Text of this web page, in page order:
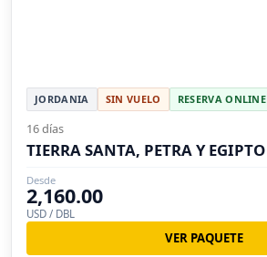
JORDANIA SIN VUELO RESERVA ONLINE
16 días
TIERRA SANTA, PETRA Y EGIPTO
Desde
2,160.00
USD / DBL
VER PAQUETE